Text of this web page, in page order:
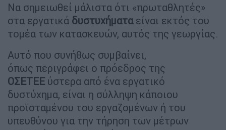
Να σημειωθεί μάλιστα ότι «πρωταθλητές»
στα εργατικά δυστυχήματαείναι εκτός του
τομέα των κατασκευών, αυτός της γεωργίας.
Αυτό που συνήθως συμβαίνει,
όπως περιγράφει ο πρόεδρος της
ΟΣΕΤΕΕ ύστερα από ένα εργατικό
δυστύχημα, είναι η σύλληψη κάποιου
προϊσταμένου του εργαζομένων ή του
υπευθύνου για την τήρηση των μέτρων